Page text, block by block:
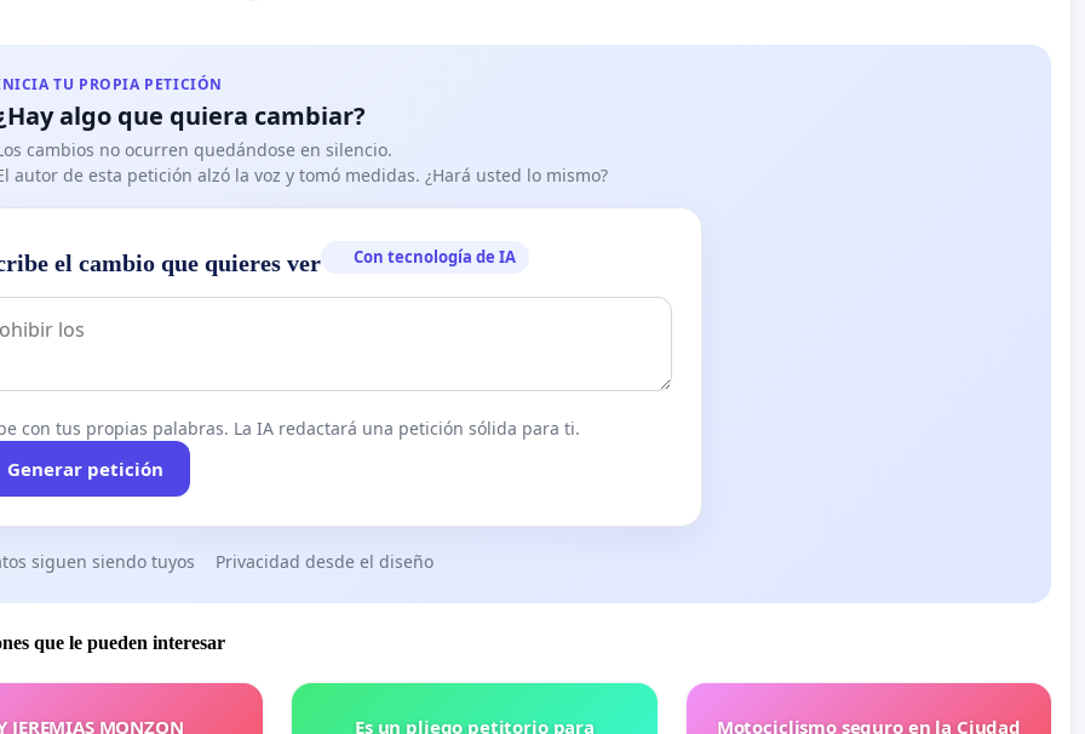
TU PROPIA PETICIÓN
algo que quiera cambiar?
cambios no ocurren quedándose en silencio.
autor de esta petición alzó la voz y tomó medidas. ¿Hará usted lo mismo?
el cambio que quieres ver Con tecnología de IA
con tus propias palabras. La IA redactará una petición sólida para ti.
Generar petición
siguen siendo tuyos Privacidad desde el diseño
que le pueden interesar
JEREMIAS MONZON
Es un pliego petitorio para
Motociclismo seguro en la Ciudad